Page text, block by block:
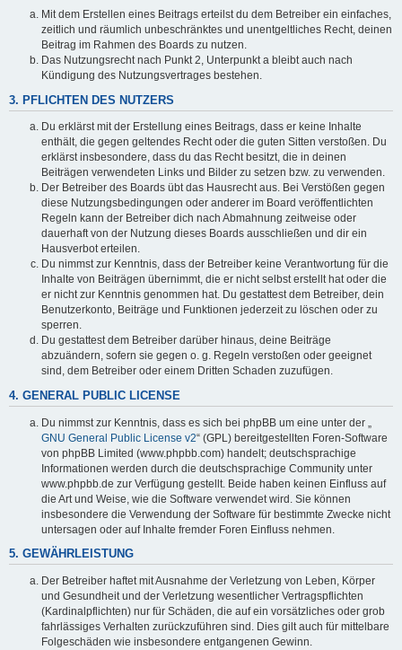
Mit dem Erstellen eines Beitrags erteilst du dem Betreiber ein einfaches,
zeitlich und räumlich unbeschränktes und unentgeltliches Recht, deinen
Beitrag im Rahmen des Boards zu nutzen.
Das Nutzungsrecht nach Punkt 2, Unterpunkt a bleibt auch nach
Kündigung des Nutzungsvertrages bestehen.
3. PFLICHTEN DES NUTZERS
Du erklärst mit der Erstellung eines Beitrags, dass er keine Inhalte
enthält, die gegen geltendes Recht oder die guten Sitten verstoßen. Du
erklärst insbesondere, dass du das Recht besitzt, die in deinen
Beiträgen verwendeten Links und Bilder zu setzen bzw. zu verwenden.
Der Betreiber des Boards übt das Hausrecht aus. Bei Verstößen gegen
diese Nutzungsbedingungen oder anderer im Board veröffentlichten
Regeln kann der Betreiber dich nach Abmahnung zeitweise oder
dauerhaft von der Nutzung dieses Boards ausschließen und dir ein
Hausverbot erteilen.
Du nimmst zur Kenntnis, dass der Betreiber keine Verantwortung für die
Inhalte von Beiträgen übernimmt, die er nicht selbst erstellt hat oder die
er nicht zur Kenntnis genommen hat. Du gestattest dem Betreiber, dein
Benutzerkonto, Beiträge und Funktionen jederzeit zu löschen oder zu
sperren.
Du gestattest dem Betreiber darüber hinaus, deine Beiträge
abzuändern, sofern sie gegen o. g. Regeln verstoßen oder geeignet
sind, dem Betreiber oder einem Dritten Schaden zuzufügen.
4. GENERAL PUBLIC LICENSE
Du nimmst zur Kenntnis, dass es sich bei phpBB um eine unter der „
GNU General Public License v2“ (GPL) bereitgestellten Foren-Software
von phpBB Limited (www.phpbb.com) handelt; deutschsprachige
Informationen werden durch die deutschsprachige Community unter
www.phpbb.de zur Verfügung gestellt. Beide haben keinen Einfluss auf
die Art und Weise, wie die Software verwendet wird. Sie können
insbesondere die Verwendung der Software für bestimmte Zwecke nicht
untersagen oder auf Inhalte fremder Foren Einfluss nehmen.
5. GEWÄHRLEISTUNG
Der Betreiber haftet mit Ausnahme der Verletzung von Leben, Körper
und Gesundheit und der Verletzung wesentlicher Vertragspflichten
(Kardinalpflichten) nur für Schäden, die auf ein vorsätzliches oder grob
fahrlässiges Verhalten zurückzuführen sind. Dies gilt auch für mittelbare
Folgeschäden wie insbesondere entgangenen Gewinn.